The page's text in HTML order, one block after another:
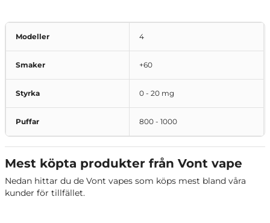
Modeller 4
Smaker +60
Styrka 0 - 20 mg
Puffar 800 - 1000
Mest köpta produkter från Vont vape
Nedan hittar du de Vont vapes som köps mest bland våra
kunder för tillfället.